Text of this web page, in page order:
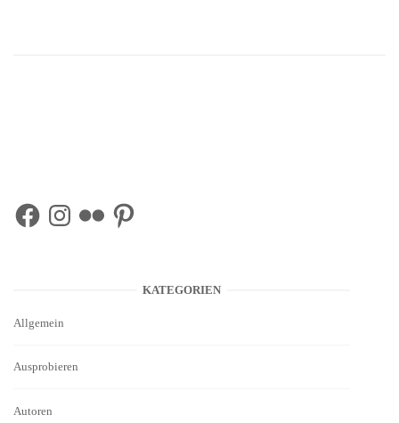
FacebookInstagram
Flickr Pinterest
KATEGORIEN
Allgemein
Ausprobieren
Autoren